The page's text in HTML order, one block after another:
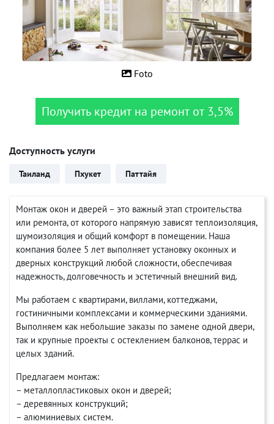
Foto
Получить кредит на ремонт от 3,5%
Доступность услуги
Таиланд Пхукет Паттайя
Монтаж окон и дверей – это важный этап строительства
или ремонта, от которого напрямую зависят теплоизоляция,
шумоизоляция и общий комфорт в помещении. Наша
компания более 5 лет выполняет установку оконных и
дверных конструкций любой сложности, обеспечивая
надежность, долговечность и эстетичный внешний вид.
Мы работаем с квартирами, виллами, коттеджами,
гостиничными комплексами и коммерческими зданиями.
Выполняем как небольшие заказы по замене одной двери,
так и крупные проекты с остеклением балконов, террас и
целых зданий.
Предлагаем монтаж:
– металлопластиковых окон и дверей;
– деревянных конструкций;
– алюминиевых систем.